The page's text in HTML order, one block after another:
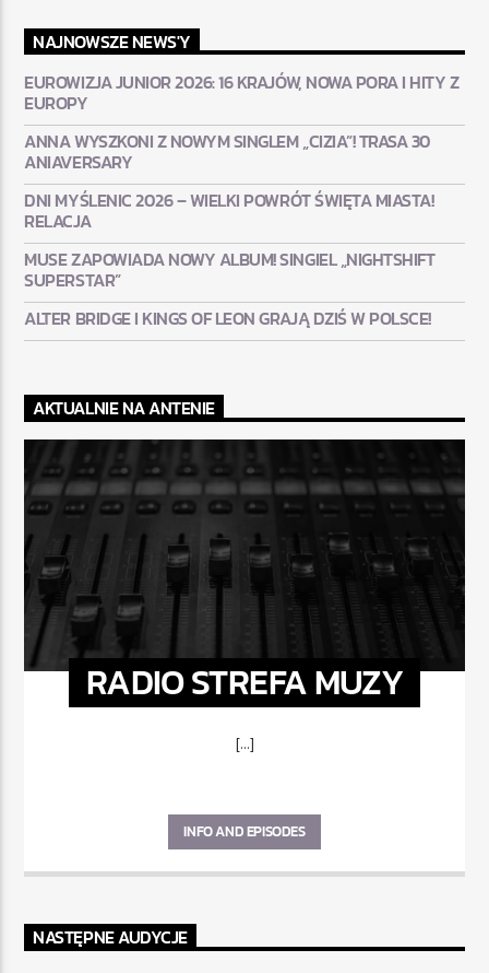
NAJNOWSZE NEWS'Y
EUROWIZJA JUNIOR 2026: 16 KRAJÓW, NOWA PORA I HITY Z
EUROPY
ANNA WYSZKONI Z NOWYM SINGLEM „CIZIA”! TRASA 30
ANIAVERSARY
DNI MYŚLENIC 2026 – WIELKI POWRÓT ŚWIĘTA MIASTA!
RELACJA
MUSE ZAPOWIADA NOWY ALBUM! SINGIEL „NIGHTSHIFT
SUPERSTAR”
ALTER BRIDGE I KINGS OF LEON GRAJĄ DZIŚ W POLSCE!
AKTUALNIE NA ANTENIE
RADIO STREFA MUZY
[...]
INFO AND EPISODES
NASTĘPNE AUDYCJE